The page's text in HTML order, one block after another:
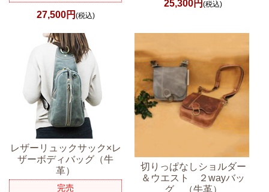
27,500円 (税込)
25,300円(税込)
レザーリュックサック×レ
ザーボディバッグ（牛
革）
完売
切りっぱなしショルダー
＆ウエスト ２wayバッ
グ （牛革）